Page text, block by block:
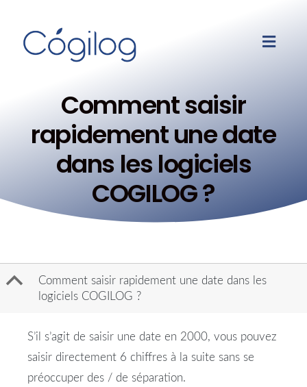
Comment saisir
rapidement une date
dans les logiciels
COGILOG ?
B
Comment saisir rapidement une date dans les
logiciels COGILOG ?
S’il s’agit de saisir une date en 2000, vous pouvez
saisir directement 6 chiffres à la suite sans se
préoccuper des / de séparation.